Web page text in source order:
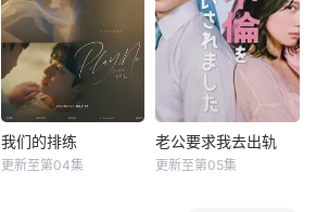
我们的排练
更新至第04集
老公要求我去出轨
更新至第05集